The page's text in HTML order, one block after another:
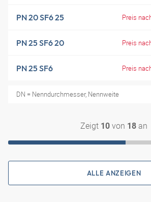
PN 20 SF6 25 Preis
PN 25 SF6 20 Preis
PN 25 SF6 Preis
DN = Nenndurchmesser, Nennweite
Zeigt 10 von 18 an
ALLE ANZEIGEN